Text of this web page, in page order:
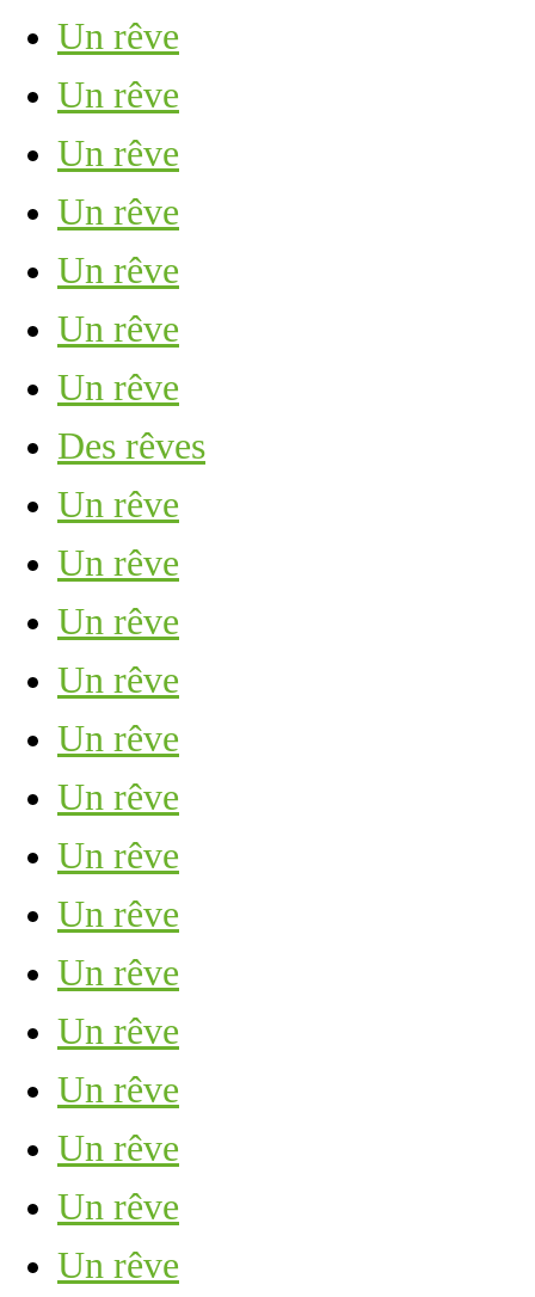
Un rêve
Un rêve
Un rêve
Un rêve
Un rêve
Un rêve
Un rêve
Des rêves
Un rêve
Un rêve
Un rêve
Un rêve
Un rêve
Un rêve
Un rêve
Un rêve
Un rêve
Un rêve
Un rêve
Un rêve
Un rêve
Un rêve